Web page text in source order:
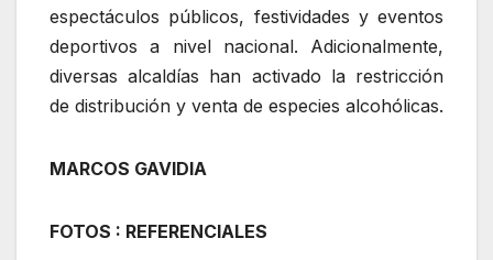
espectáculos públicos, festividades y eventos
deportivos a nivel nacional. Adicionalmente,
diversas alcaldías han activado la restricción
de distribución y venta de especies alcohólicas.
MARCOS GAVIDIA
FOTOS : REFERENCIALES